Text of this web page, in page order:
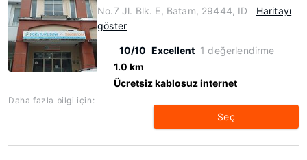
No.7 Jl. Blk. E, Batam, 29444, ID
Haritayı
göster
10/10 Excellent 1 değerlendirme
1.0 km
Ücretsiz kablosuz internet
Daha fazla bilgi için:
Seç